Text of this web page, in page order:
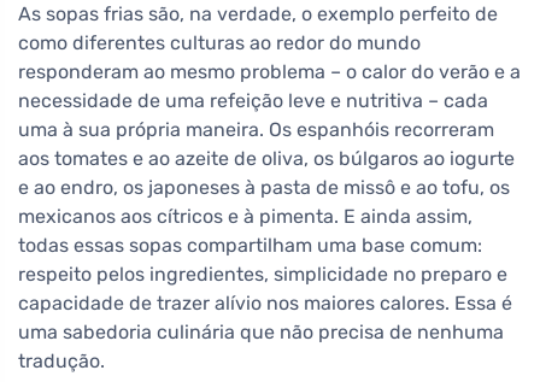
As sopas frias são, na verdade, o exemplo perfeito de
como diferentes culturas ao redor do mundo
responderam ao mesmo problema – o calor do verão e a
necessidade de uma refeição leve e nutritiva – cada
uma à sua própria maneira. Os espanhóis recorreram
aos tomates e ao azeite de oliva, os búlgaros ao iogurte
e ao endro, os japoneses à pasta de missô e ao tofu, os
mexicanos aos cítricos e à pimenta. E ainda assim,
todas essas sopas compartilham uma base comum:
respeito pelos ingredientes, simplicidade no preparo e
capacidade de trazer alívio nos maiores calores. Essa é
uma sabedoria culinária que não precisa de nenhuma
tradução.